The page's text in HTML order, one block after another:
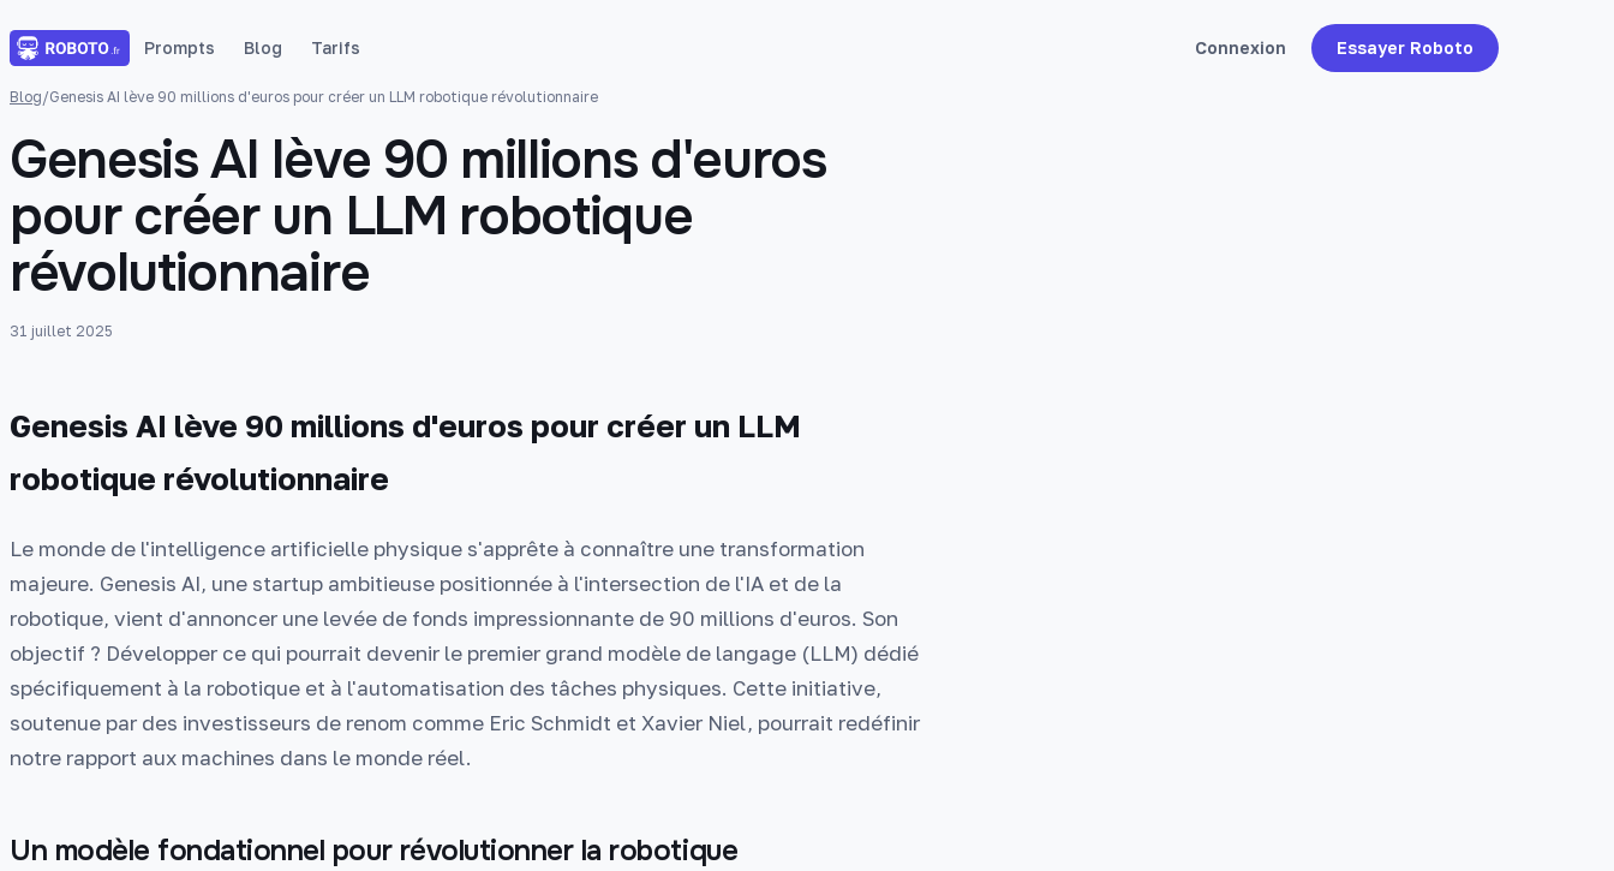
Prompts Blog Tarifs Connexion Essayer Roboto
Blog/Genesis AI lève 90 millions d'euros pour créer un LLM robotique révolutionnaire
Genesis AI lève 90 millions d'euros
pour créer un LLM robotique
révolutionnaire
31 juillet 2025
Genesis AI lève 90 millions d'euros pour créer un LLM
robotique révolutionnaire
Le monde de l'intelligence artificielle physique s'apprête à connaître une transformation
majeure. Genesis AI, une startup ambitieuse positionnée à l'intersection de l'IA et de la
robotique, vient d'annoncer une levée de fonds impressionnante de 90 millions d'euros. Son
objectif ? Développer ce qui pourrait devenir le premier grand modèle de langage (LLM) dédié
spécifiquement à la robotique et à l'automatisation des tâches physiques. Cette initiative,
soutenue par des investisseurs de renom comme Eric Schmidt et Xavier Niel, pourrait redéfinir
notre rapport aux machines dans le monde réel.
Un modèle fondationnel pour révolutionner la robotique